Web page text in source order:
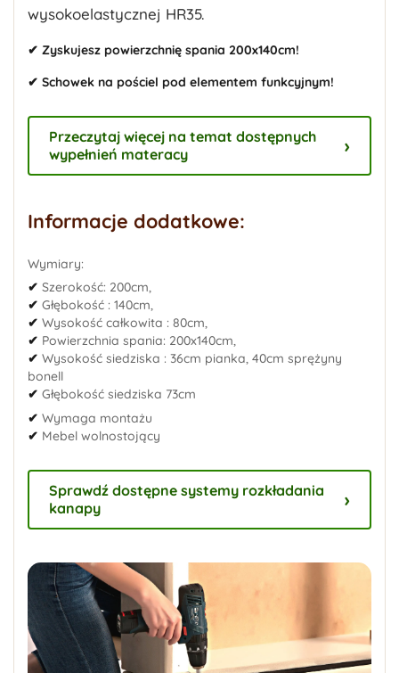
wysokoelastycznej HR35.
✔ Zyskujesz powierzchnię spania 200x140cm!
✔ Schowek na pościel pod elementem funkcyjnym!
Przeczytaj więcej na temat dostępnych
wypełnień materacy
Informacje dodatkowe:
Wymiary:
✔ Szerokość: 200cm,
✔ Głębokość : 140cm,
✔ Wysokość całkowita : 80cm,
✔ Powierzchnia spania: 200x140cm,
✔ Wysokość siedziska : 36cm pianka, 40cm sprężyny
bonell
✔ Głębokość siedziska 73cm
✔ Wymaga montażu
✔ Mebel wolnostojący
Sprawdź dostępne systemy rozkładania
kanapy